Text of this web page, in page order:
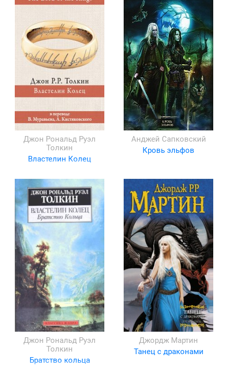
Джон Рональд Руэл
Толкин
Властелин Колец
Анджей Сапковский
Кровь эльфов
Джон Рональд Руэл
Толкин
Братство кольца
Джордж Мартин
Танец с драконами